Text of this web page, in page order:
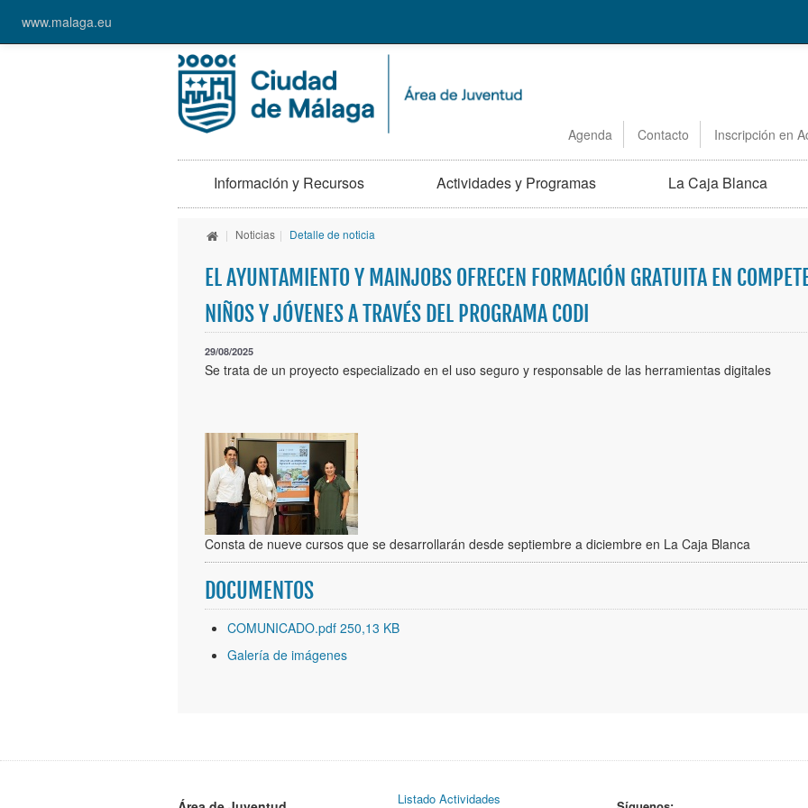
www.malaga.eu
Agenda Contacto Inscripción en
Información y Recursos Actividades y Programas La Caja Blanca
| Noticias | Detalle de noticia
EL AYUNTAMIENTO Y MAINJOBS OFRECEN FORMACIÓN GRATUITA EN
NIÑOS Y JÓVENES A TRAVÉS DEL PROGRAMA CODI
29/08/2025
Se trata de un proyecto especializado en el uso seguro y responsable de las herramientas digitales
Consta de nueve cursos que se desarrollarán desde septiembre a diciembre en La Caja Blanca
DOCUMENTOS
COMUNICADO.pdf 250,13 KB
Galería de imágenes
Listado Actividades